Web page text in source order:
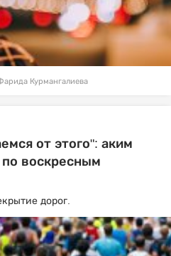
Курмангалиева
от этого": аким
воскресным
дорог.